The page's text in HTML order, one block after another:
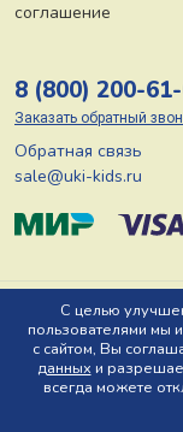
С целью
пользователями мы
с сайтом, Вы
данных и
всегда можете
соглашение
8 (800) 200-
Заказать обратный
Обратная связь
sale@uki-kids.ru
© ООО «Юки-кидс»
Ярославль, пр-т